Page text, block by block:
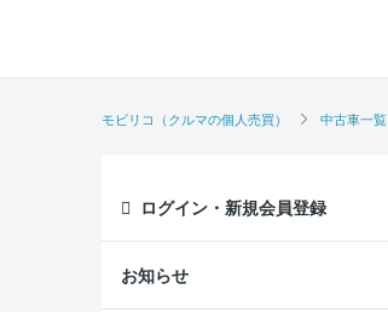
モビリコ（クルマの個人売買） 中古車一覧
ログイン・新規会員登録
お知らせ